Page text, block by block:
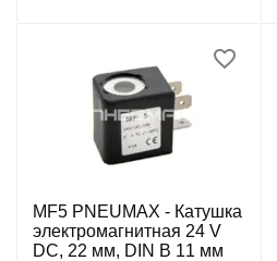
MF5 PNEUMAX - Катушка
электромагнитная 24 V
DC, 22 мм, DIN B 11 мм